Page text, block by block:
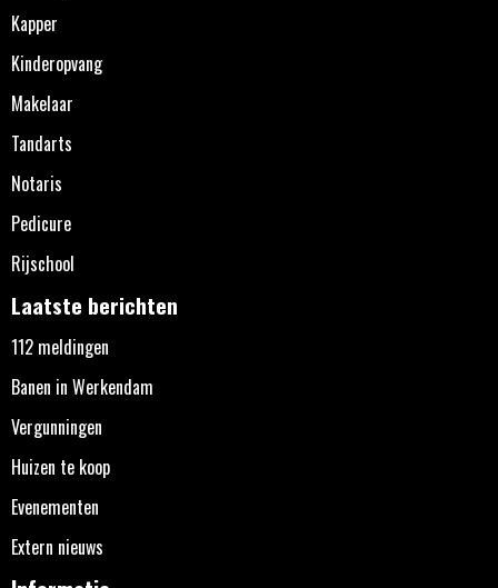
Kapper
Kinderopvang
Makelaar
Tandarts
Notaris
Pedicure
Rijschool
Laatste berichten
112 meldingen
Banen in Werkendam
Vergunningen
Huizen te koop
Evenementen
Extern nieuws